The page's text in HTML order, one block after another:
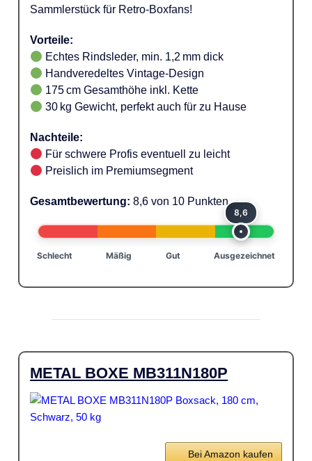
Sammlerstück für Retro-Boxfans!
Vorteile:
Echtes Rindsleder, min. 1,2 mm dick
Handveredeltes Vintage-Design
175 cm Gesamthöhe inkl. Kette
30 kg Gewicht, perfekt auch für zu Hause
Nachteile:
Für schwere Profis eventuell zu leicht
Preislich im Premiumsegment
Gesamtbewertung: 8,6 von 10 Punkten
8,6
Schlecht Mäßig Gut Ausgezeichnet
METAL BOXE MB311N180P
Bei Amazon kaufen